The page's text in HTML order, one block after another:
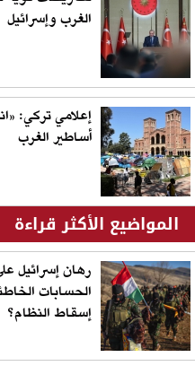
الغرب وإسرائيل
إعلامي تركي:
أساطير الغرب
المواضيع الأكثر قراءة
رهان إسرائيل
الحسابات
إسقاط النظام؟